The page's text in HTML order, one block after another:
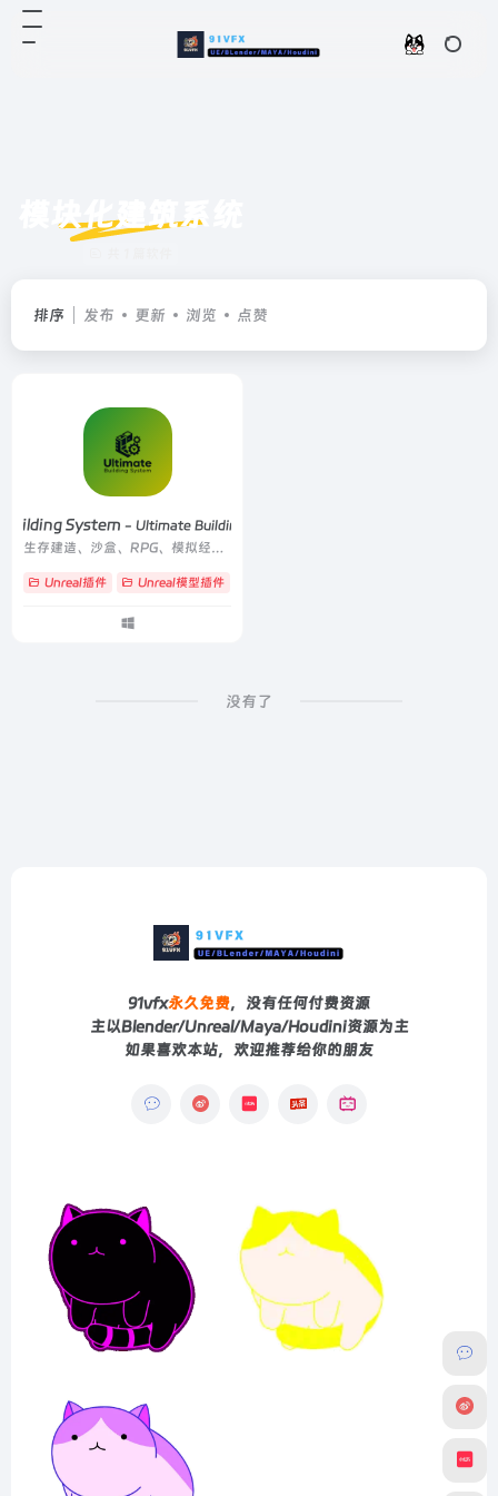
模块化建筑系统
排序 发布 更新 浏览 点赞
System - Ultimate Building System v1.2
生存建造、沙盒、RPG、模拟经营等需要自由建造的项目
Unreal插件 Unreal模型插件
没有了
91vfx永久免费，没有任何付费资源
主以Blender/Unreal/Maya/Houdini资源为主
如果喜欢本站，欢迎推荐给你的朋友